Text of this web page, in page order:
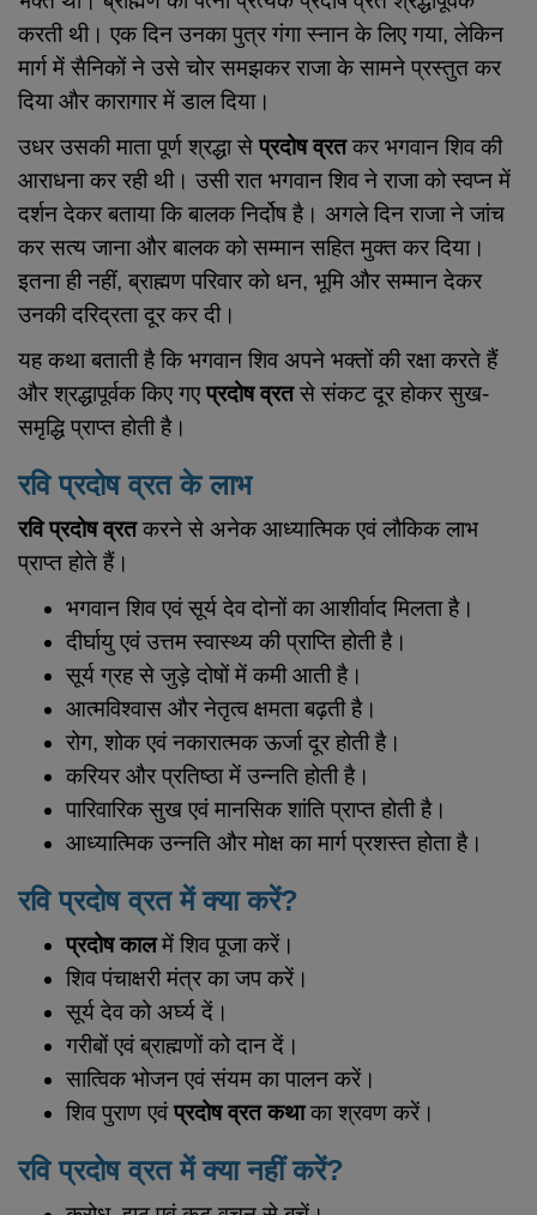
करती थी। एक दिन उनका पुत्र गंगा स्नान के लिए गया, लेकिन
मार्ग में सैनिकों ने उसे चोर समझकर राजा के सामने प्रस्तुत कर
दिया और कारागार में डाल दिया।
उधर उसकी माता पूर्ण श्रद्धा सेप्रदोष व्रतकर भगवान शिव की
आराधना कर रही थी। उसी रात भगवान शिव ने राजा को स्वप्न में
दर्शन देकर बताया कि बालक निर्दोष है। अगले दिन राजा ने जांच
कर सत्य जाना और बालक को सम्मान सहित मुक्त कर दिया।
इतना ही नहीं, ब्राह्मण परिवार को धन, भूमि और सम्मान देकर
उनकी दरिद्रता दूर कर दी।
यह कथा बताती है कि भगवान शिव अपने भक्तों की रक्षा करते हैं
और श्रद्धापूर्वक किए गएप्रदोष व्रतसे संकट दूर होकर सुख-
समृद्धि प्राप्त होती है।
रवि प्रदोष व्रत के लाभ
रवि प्रदोष व्रतकरने से अनेक आध्यात्मिक एवं लौकिक लाभ
प्राप्त होते हैं।
भगवान शिव एवं सूर्य देव दोनों का आशीर्वाद मिलता है।
दीर्घायु एवं उत्तम स्वास्थ्य की प्राप्ति होती है।
सूर्य ग्रह से जुड़े दोषों में कमी आती है।
आत्मविश्वास और नेतृत्व क्षमता बढ़ती है।
रोग, शोक एवं नकारात्मक ऊर्जा दूर होती है।
करियर और प्रतिष्ठा में उन्नति होती है।
पारिवारिक सुख एवं मानसिक शांति प्राप्त होती है।
आध्यात्मिक उन्नति और मोक्ष का मार्ग प्रशस्त होता है।
रवि प्रदोष व्रत में क्या करें?
प्रदोष कालमें शिव पूजा करें।
शिव पंचाक्षरी मंत्र का जप करें।
सूर्य देव को अर्घ्य दें।
गरीबों एवं ब्राह्मणों को दान दें।
सात्विक भोजन एवं संयम का पालन करें।
शिव पुराण एवंप्रदोष व्रत कथाका श्रवण करें।
रवि प्रदोष व्रत में क्या नहीं करें?